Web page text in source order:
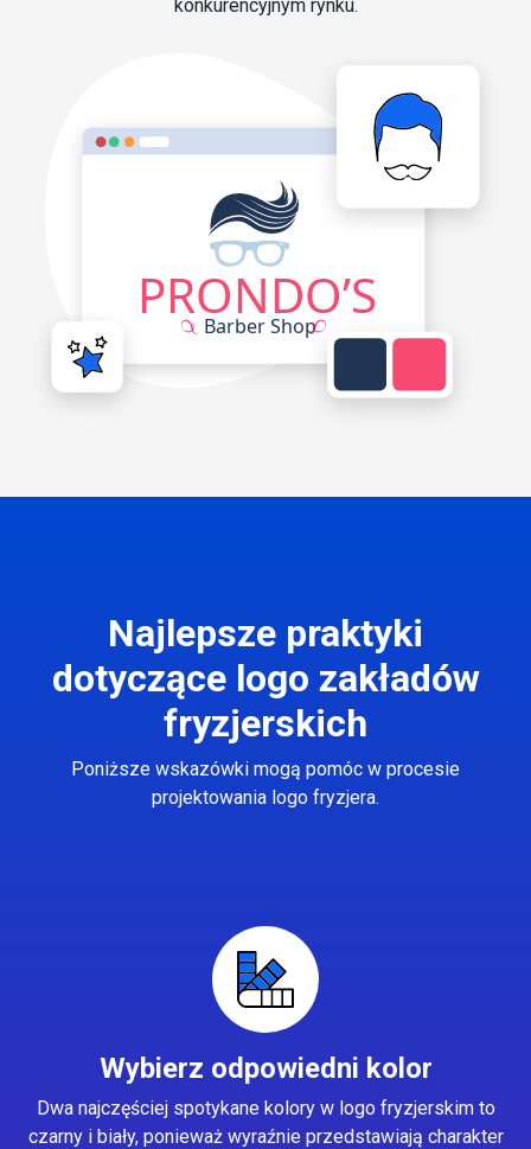
konkurencyjnym rynku.
Najlepsze praktyki
dotyczące logo zakładów
fryzjerskich
Poniższe wskazówki mogą pomóc w procesie
projektowania logo fryzjera.
Wybierz odpowiedni kolor
Dwa najczęściej spotykane kolory w logo fryzjerskim to
czarny i biały, ponieważ wyraźnie przedstawiają charakter